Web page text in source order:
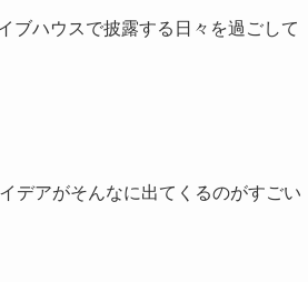
ブハウスで披露する日々を過ごして
デアがそんなに出てくるのがすごい